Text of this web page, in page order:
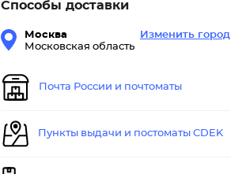
Способы доставки
Москва
Московская область
Изменить город
Почта России и почтоматы
Пункты выдачи и постоматы CDEK